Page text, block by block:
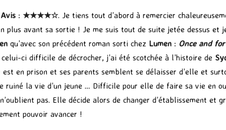
: ★★★★☆. Je tiens tout d’abord à remercier
plus avant sa sortie ! Je me suis tout de suite jetée dessus et
qu’avec son précédent roman sorti chez Lumen : Once and
ci difficile de décrocher, j’ai été scotchée à l’histoire de
en prison et ses parents semblent se délaisser d’elle et
ruiné la vie d’un jeune … Difficile pour elle de faire sa vie en
pas. Elle décide alors de changer d’établissement et
pouvoir avancer !